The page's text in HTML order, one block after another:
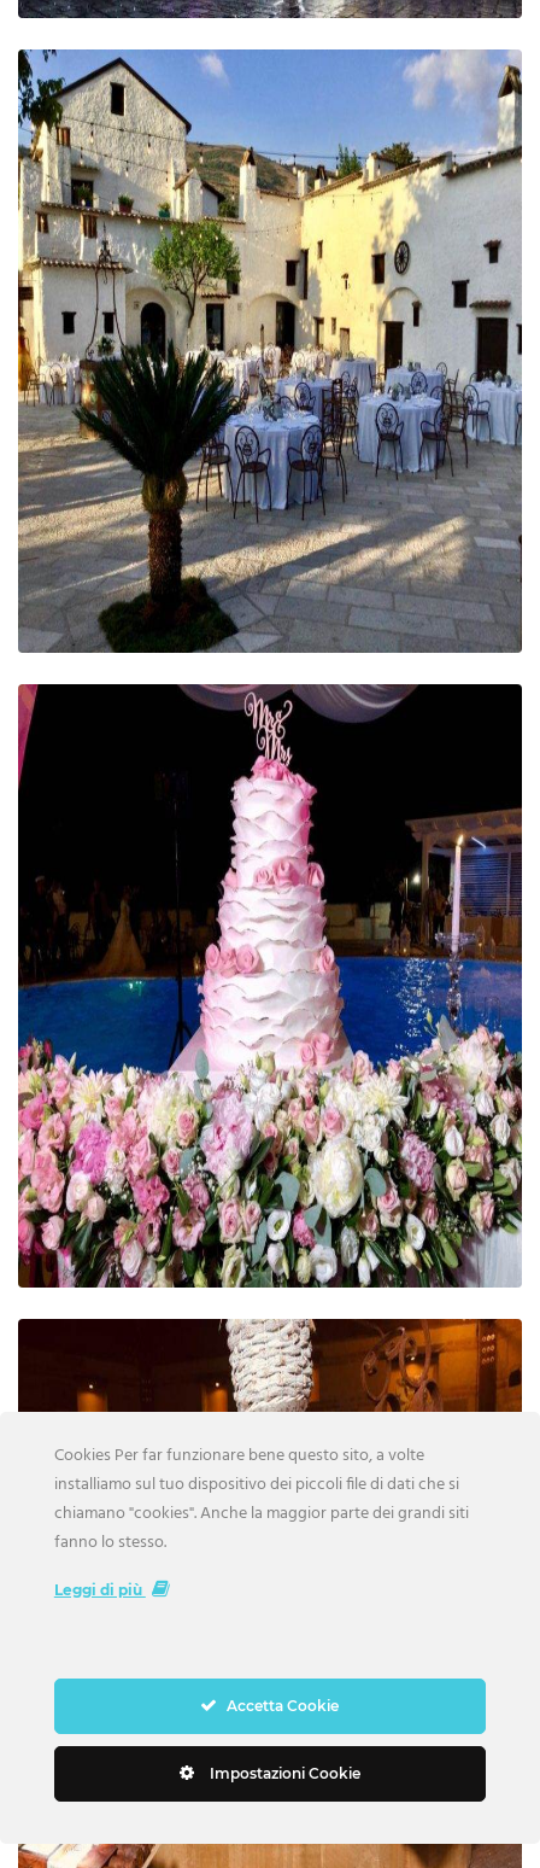
Cookies Per far funzionare bene questo sito, a volte
installiamo sul tuo dispositivo dei piccoli file di dati che si
chiamano "cookies". Anche la maggior parte dei grandi siti
fanno lo stesso.
Leggi di più
Accetta Cookie
Impostazioni Cookie